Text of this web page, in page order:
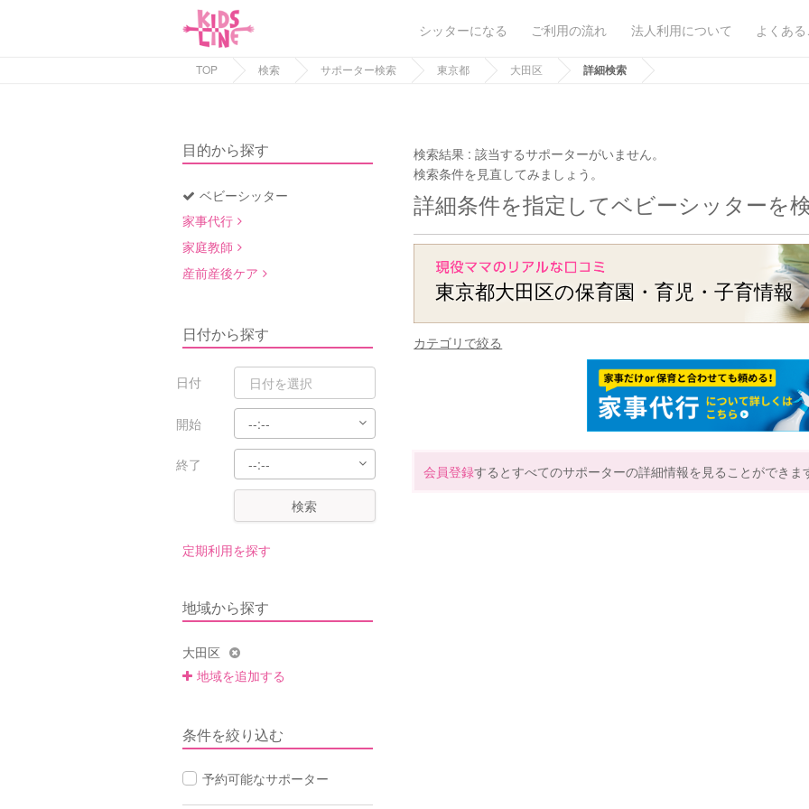
シッターになる ご利用の流れ 法人利用について よくあ
TOP 検索 サポーター検索 東京都 大田区 詳細検索
目的から探す
ベビーシッター
家事代行
家庭教師
産前産後ケア
日付から探す
日付
開始
終了
検索
定期利用を探す
地域から探す
大田区
地域を追加する
条件を絞り込む
予約可能なサポーター
検索結果 :該当するサポーターがいません。
検索条件を見直してみましょう。
詳細条件を指定してベビーシッターを
東京都大田区の保育園・育児・子育情報
カテゴリで絞る
会員登録するとすべてのサポーターの詳細情報を見ることができま